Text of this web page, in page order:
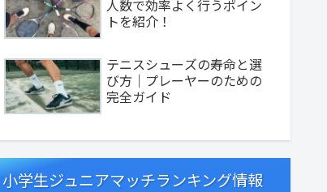
人数で効率よく行うポイン
トを紹介！
テニスシューズの寿命と選
び方｜プレーヤーのための
完全ガイド
小学生ジュニアマッチランキング情報